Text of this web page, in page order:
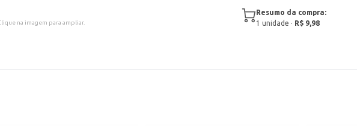
na imagem para ampliar.
Resumo da compra:
1 unidade · R$ 9,98